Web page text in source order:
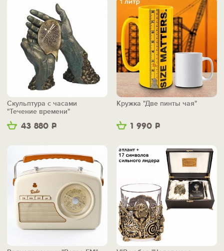
43 880 Р
Скульптура с часами
"Течение времени"
1 990 Р
Кружка "Две пинты чая"